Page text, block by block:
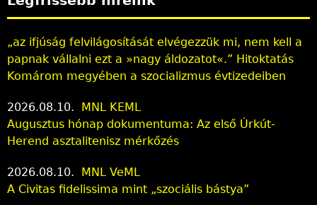
„az ifjúság felvilágosítását elvégezzük mi, nem kell a
papnak vállalni ezt a »nagy áldozatot«.” Hitoktatás
Komárom megyében a szocializmus évtizedeiben
2026.08.10.
MNL KEML
Augusztus hónap dokumentuma: Az első Úrkút-
Herend asztalitenisz mérkőzés
2026.08.10.
MNL VeML
A Civitas fidelissima mint „szociális bástya”